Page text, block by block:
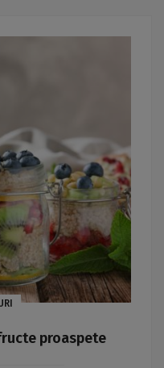
proaspete